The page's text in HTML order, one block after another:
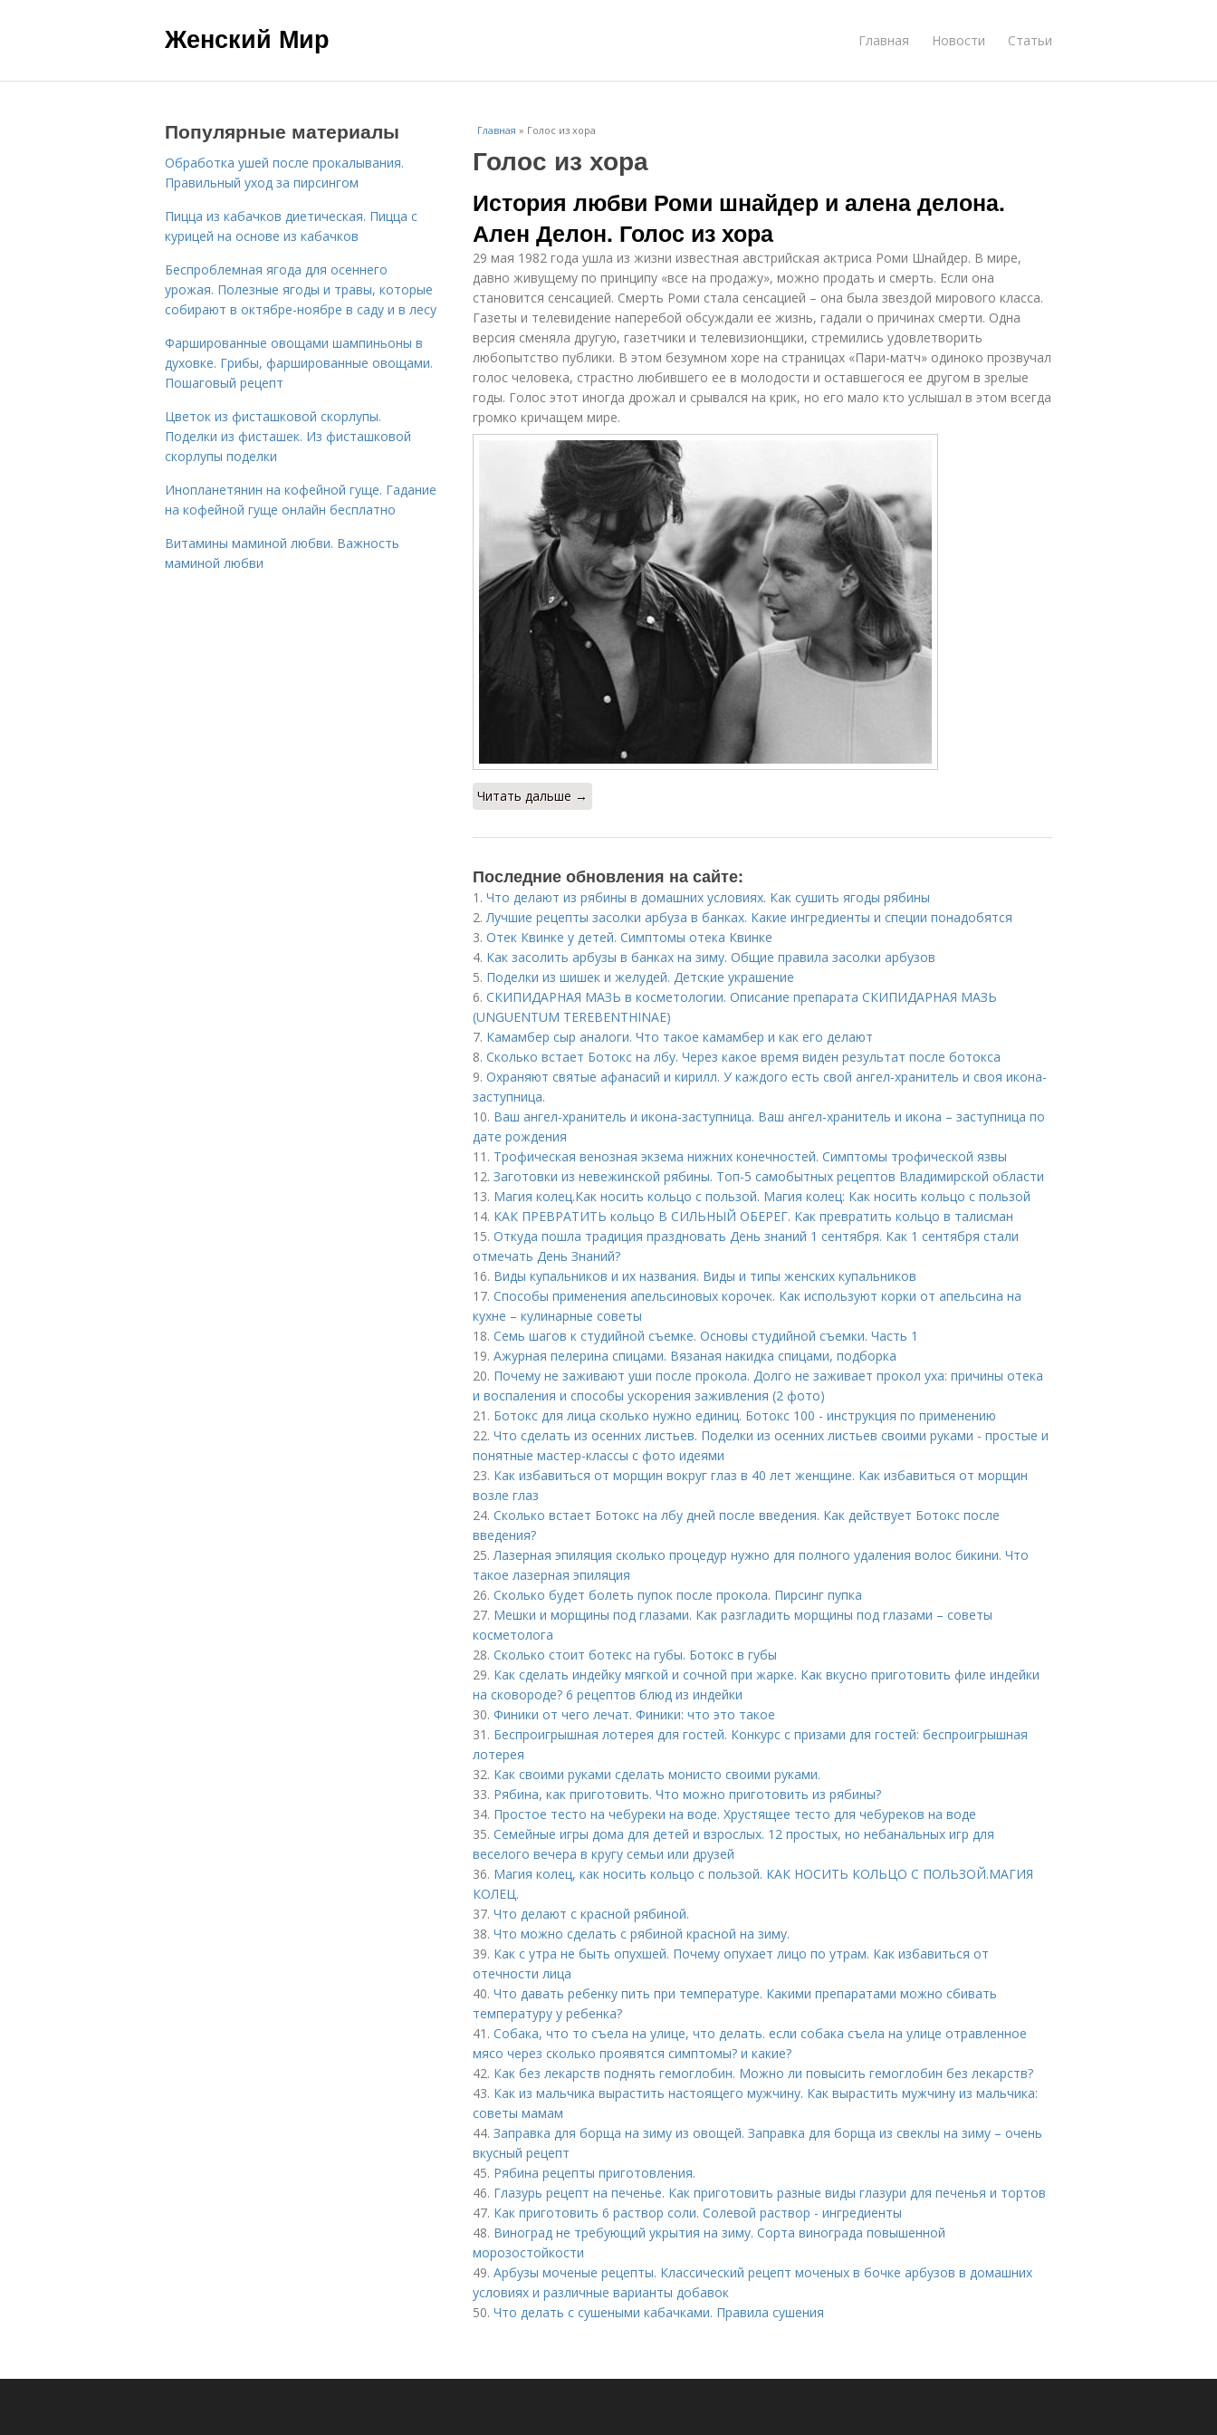
Женский Мир Главная Новости Статьи
Главная » Голос из хора
Голос из хора
История любви Роми шнайдер и алена делона.
Ален Делон. Голос из хора
29 мая 1982 года ушла из жизни известная австрийская актриса Роми Шнайдер. В мире,
давно живущему по принципу «все на продажу», можно продать и смерть. Если она
становится сенсацией. Смерть Роми стала сенсацией – она была звездой мирового класса.
Газеты и телевидение наперебой обсуждали ее жизнь, гадали о причинах смерти. Одна
версия сменяла другую, газетчики и телевизионщики, стремились удовлетворить
любопытство публики. В этом безумном хоре на страницах «Пари-матч» одиноко прозвучал
голос человека, страстно любившего ее в молодости и оставшегося ее другом в зрелые
годы. Голос этот иногда дрожал и срывался на крик, но его мало кто услышал в этом всегда
громко кричащем мире.
Читать дальше →
Последние обновления на сайте:
1. Что делают из рябины в домашних условиях. Как сушить ягоды рябины
2.Лучшие рецепты засолки арбуза в банках. Какие ингредиенты и специи понадобятся
3. Отек Квинке у детей. Симптомы отека Квинке
4. Как засолить арбузы в банках на зиму. Общие правила засолки арбузов
5. Поделки из шишек и желудей. Детские украшение
6. СКИПИДАРНАЯ МАЗЬ в косметологии. Описание препарата СКИПИДАРНАЯ МАЗЬ
(UNGUENTUM TEREBENTHINAE)
7. Камамбер сыр аналоги. Что такое камамбер и как его делают
8. Сколько встает Ботокс на лбу. Через какое время виден результат после ботокса
9. Охраняют святые афанасий и кирилл. У каждого есть свой ангел-хранитель и своя икона-
заступница.
10. Ваш ангел-хранитель и икона-заступница. Ваш ангел-хранитель и икона – заступница по
дате рождения
11. Трофическая венозная экзема нижних конечностей. Симптомы трофической язвы
12. Заготовки из невежинской рябины. Топ-5 самобытных рецептов Владимирской области
13. Магия колец.Как носить кольцо с пользой. Магия колец: Как носить кольцо с пользой
14. КАК ПРЕВРАТИТЬ кольцо В СИЛЬНЫЙ ОБЕРЕГ. Как превратить кольцо в талисман
15. Откуда пошла традиция праздновать День знаний 1 сентября. Как 1 сентября стали
отмечать День Знаний?
16. Виды купальников и их названия. Виды и типы женских купальников
17. Способы применения апельсиновых корочек. Как используют корки от апельсина на
кухне – кулинарные советы
18. Семь шагов к студийной съемке. Основы студийной съемки. Часть 1
19. Ажурная пелерина спицами. Вязаная накидка спицами, подборка
20. Почему не заживают уши после прокола. Долго не заживает прокол уха: причины отека
и воспаления и способы ускорения заживления (2 фото)
21. Ботокс для лица сколько нужно единиц. Ботокс 100 - инструкция по применению
22. Что сделать из осенних листьев. Поделки из осенних листьев своими руками - простые и
понятные мастер-классы с фото идеями
23. Как избавиться от морщин вокруг глаз в 40 лет женщине. Как избавиться от морщин
возле глаз
24. Сколько встает Ботокс на лбу дней после введения. Как действует Ботокс после
введения?
25.Лазерная эпиляция сколько процедур нужно для полного удаления волос бикини. Что
такое лазерная эпиляция
26. Сколько будет болеть пупок после прокола. Пирсинг пупка
27. Мешки и морщины под глазами. Как разгладить морщины под глазами – советы
косметолога
28. Сколько стоит ботекс на губы. Ботокс в губы
29. Как сделать индейку мягкой и сочной при жарке. Как вкусно приготовить филе индейки
на сковороде? 6 рецептов блюд из индейки
30. Финики от чего лечат. Финики: что это такое
31. Беспроигрышная лотерея для гостей. Конкурс с призами для гостей: беспроигрышная
лотерея
32. Как своими руками сделать монисто своими руками.
33. Рябина, как приготовить. Что можно приготовить из рябины?
34. Простое тесто на чебуреки на воде. Хрустящее тесто для чебуреков на воде
35. Семейные игры дома для детей и взрослых. 12 простых, но небанальных игр для
веселого вечера в кругу семьи или друзей
36. Магия колец, как носить кольцо с пользой. КАК НОСИТЬ КОЛЬЦО С ПОЛЬЗОЙ.МАГИЯ
КОЛЕЦ.
37. Что делают с красной рябиной.
38. Что можно сделать с рябиной красной на зиму.
39. Как с утра не быть опухшей. Почему опухает лицо по утрам. Как избавиться от
отечности лица
40. Что давать ребенку пить при температуре. Какими препаратами можно сбивать
температуру у ребенка?
41. Собака, что то съела на улице, что делать. если собака съела на улице отравленное
мясо через сколько проявятся симптомы? и какие?
42. Как без лекарств поднять гемоглобин. Можно ли повысить гемоглобин без лекарств?
43. Как из мальчика вырастить настоящего мужчину. Как вырастить мужчину из мальчика:
советы мамам
44. Заправка для борща на зиму из овощей. Заправка для борща из свеклы на зиму – очень
вкусный рецепт
45. Рябина рецепты приготовления.
46. Глазурь рецепт на печенье. Как приготовить разные виды глазури для печенья и тортов
47. Как приготовить 6 раствор соли. Солевой раствор - ингредиенты
48. Виноград не требующий укрытия на зиму. Сорта винограда повышенной
морозостойкости
49. Арбузы моченые рецепты. Классический рецепт моченых в бочке арбузов в домашних
условиях и различные варианты добавок
50. Что делать с сушеными кабачками. Правила сушения
Популярные материалы
Обработка ушей после прокалывания.
Правильный уход за пирсингом
Пицца из кабачков диетическая. Пицца с
курицей на основе из кабачков
Беспроблемная ягода для осеннего
урожая. Полезные ягоды и травы, которые
собирают в октябре-ноябре в саду и в лесу
Фаршированные овощами шампиньоны в
духовке. Грибы, фаршированные овощами.
Пошаговый рецепт
Цветок из фисташковой скорлупы.
Поделки из фисташек. Из фисташковой
скорлупы поделки
Инопланетянин на кофейной гуще. Гадание
на кофейной гуще онлайн бесплатно
Витамины маминой любви. Важность
маминой любви